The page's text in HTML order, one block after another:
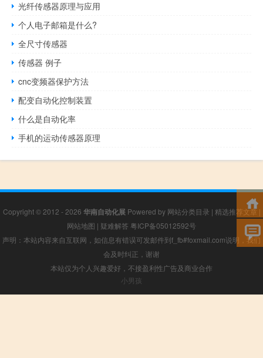
光纤传感器原理与应用
个人电子邮箱是什么?
全尺寸传感器
传感器 例子
cnc变频器保护方法
配变自动化控制装置
什么是自动化率
手机的运动传感器原理
Copyright © 2012 - 2026 华南自动化展Powered by 网站分类目录 | 精选推荐文章|
网站地图 | 疑难解答 粤ICP备05012592号
声明：本站内容来自互联网，如信息有错误可发邮件到f_fb#foxmail.com说明，我们
会及时纠正，谢谢
本站仅为个人兴趣爱好，不接盈利性广告及商业合作
小男孩